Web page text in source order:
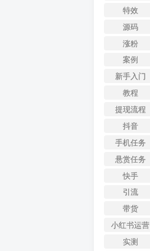
特效
源码
涨粉
案例
新手入门
教程
提现流程
抖音
手机任务
悬赏任务
快手
引流
带货
小红书运营
实测